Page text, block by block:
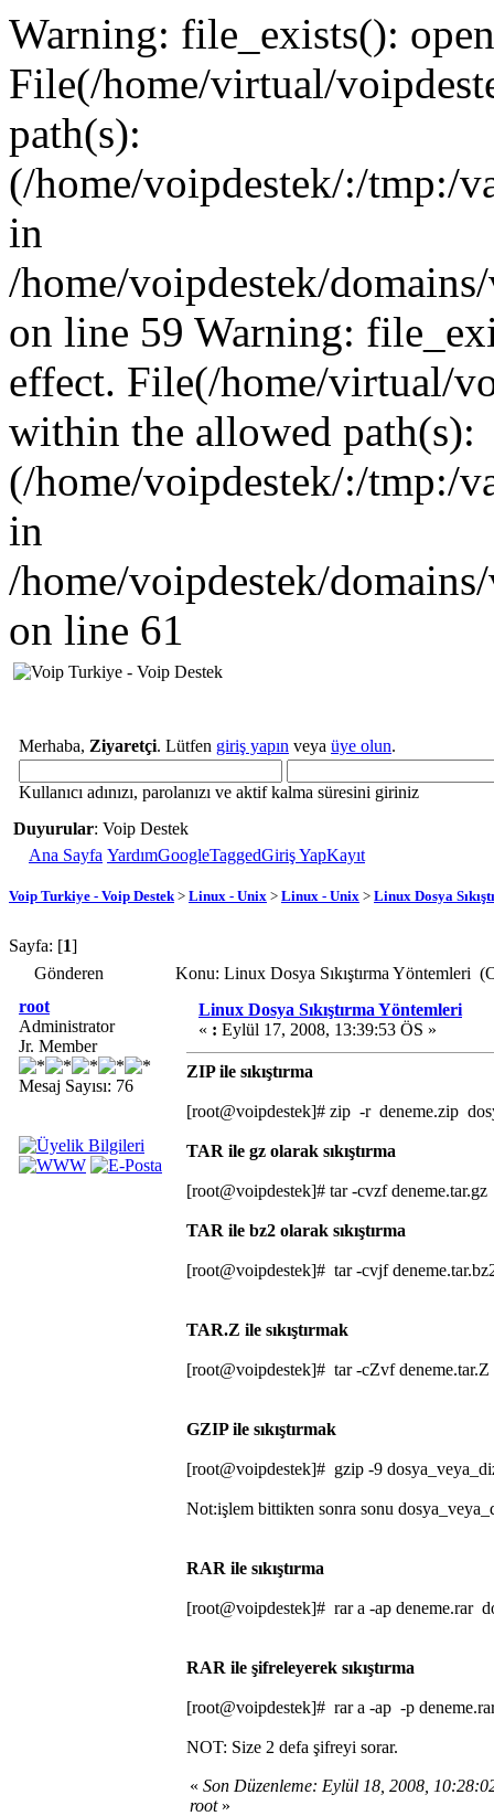
Warning: file_exists():
File(/home/virtual/
path(s):
(/home/voipdestek/:/tmp:/
in
/home/voipdestek/
on line 59 Warning:
effect. File(/home/virtual/
within the allowed path(s):
(/home/voipdestek/:/tmp:/
in
/home/voipdestek/
on line 61
Merhaba, Ziyaretçi. Lütfen giriş yapın veya üye olun.
Kullanıcı adınızı, parolanızı ve aktif kalma süresini giriniz
Duyurular: Voip Destek
Ana Sayfa YardımGoogleTaggedGiriş YapKayıt
Voip Turkiye - Voip Destek > Linux - Unix > Linux - Unix > Linux Dosya
Sayfa: [1]
Gönderen
Konu: Linux Dosya Sıkıştırma Yöntemleri
root
Administrator
Jr. Member
Mesaj Sayısı: 76
Linux Dosya Sıkıştırma Yöntemleri
« : Eylül 17, 2008, 13:39:53 ÖS »
ZIP ile sıkıştırma
[root@voipdestek]# zip -r deneme.zip
TAR ile gz olarak sıkıştırma
[root@voipdestek]# tar -cvzf
TAR ile bz2 olarak sıkıştırma
[root@voipdestek]# tar -cvjf
TAR.Z ile sıkıştırmak
[root@voipdestek]# tar -cZvf
GZIP ile sıkıştırmak
[root@voipdestek]# gzip -9
Not:işlem bittikten sonra sonu
RAR ile sıkıştırma
[root@voipdestek]# rar a -ap deneme.rar
RAR ile şifreleyerek sıkıştırma
[root@voipdestek]# rar a -ap -p
NOT: Size 2 defa şifreyi sorar.
« Son Düzenleme: Eylül 18, 2008,
root»